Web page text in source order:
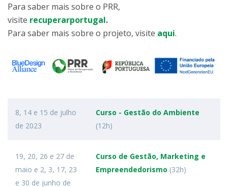
Para saber mais sobre o PRR,
visite recuperarportugal.
Para saber mais sobre o projeto, visite aqui.
8, 14 e 15 de julho
de 2023
Curso - Gestão do Ambiente
(12h)
19, 20, 26 e 27 de
maio e 2, 3, 17, 23
e 30 de junho de
Curso de Gestão, Marketing e
Empreendedorismo (32h)